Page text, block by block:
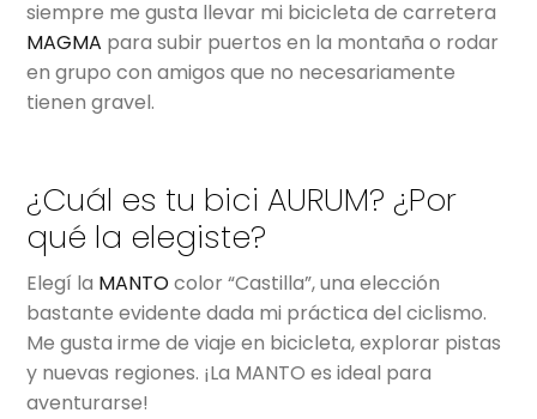
siempre me gusta llevar mi bicicleta de carretera
MAGMA para subir puertos en la montaña o rodar
en grupo con amigos que no necesariamente
tienen gravel.
¿Cuál es tu bici AURUM? ¿Por
qué la elegiste?
Elegí la MANTOcolor “Castilla”, una elección
bastante evidente dada mi práctica del ciclismo.
Me gusta irme de viaje en bicicleta, explorar pistas
y nuevas regiones. ¡La MANTO es ideal para
aventurarse!